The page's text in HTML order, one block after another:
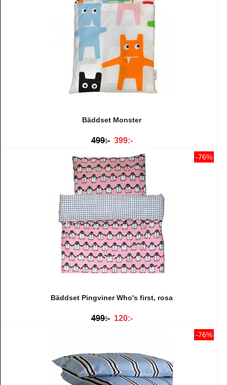
Bäddset Monster
499:- 399:-
-76%
Bäddset Pingviner Who's first, rosa
499:- 120:-
-76%